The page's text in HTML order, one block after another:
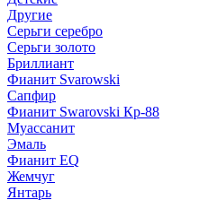
Другие
Серьги серебро
Серьги золото
Бриллиант
Фианит Svarowski
Сапфир
Фианит Swarovski Кр-88
Муассанит
Эмаль
Фианит EQ
Жемчуг
Янтарь